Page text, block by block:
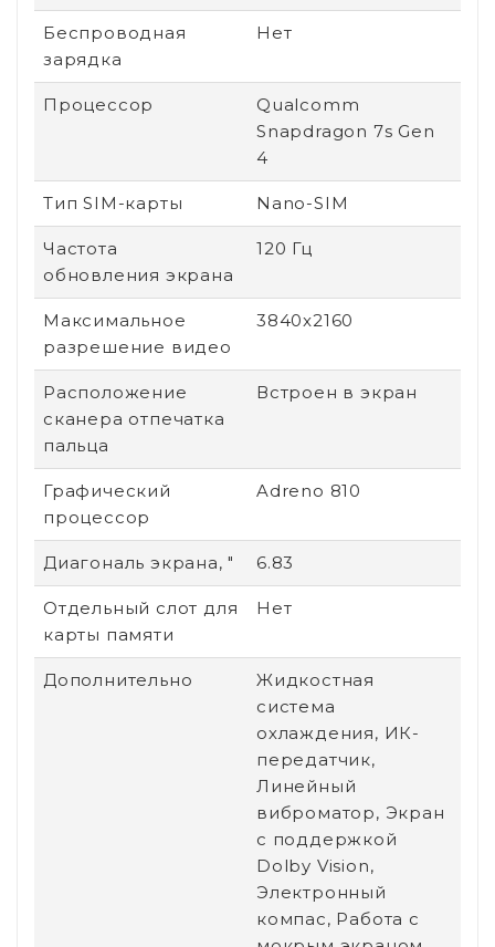
Беспроводная
зарядка
Нет
Процессор
Qualcomm
Snapdragon 7s Gen
4
Тип SIM-карты Nano-SIM
Частота
обновления экрана
120 Гц
Максимальное
разрешение видео
3840x2160
Расположение
сканера отпечатка
пальца
Встроен в экран
Графический
процессор
Adreno 810
Диагональ экрана, " 6.83
Отдельный слот для
карты памяти
Нет
Дополнительно
Жидкостная
система
охлаждения, ИК-
передатчик,
Линейный
виброматор, Экран
с поддержкой
Dolby Vision,
Электронный
компас, Работа с